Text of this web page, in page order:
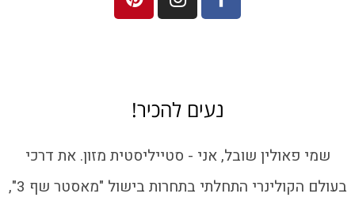
נעים להכיר!
שמי פאולין שובל, אני - סטייליסטית מזון. את דרכי
בעולם הקולינרי התחלתי בתחרות בישול "מאסטר שף 3",